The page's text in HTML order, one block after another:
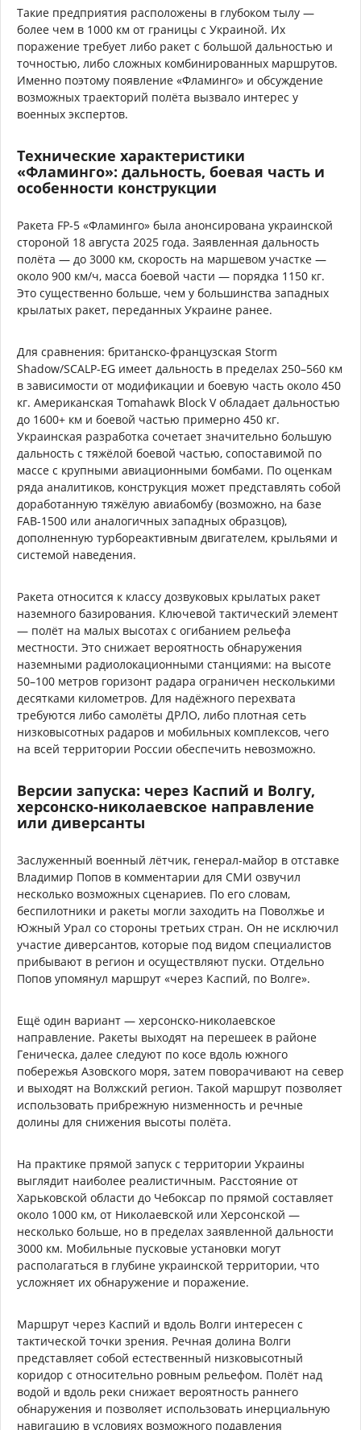
Такие предприятия расположены в глубоком тылу —
более чем в 1000 км от границы с Украиной. Их
поражение требует либо ракет с большой дальностью и
точностью, либо сложных комбинированных маршрутов.
Именно поэтому появление «Фламинго» и обсуждение
возможных траекторий полёта вызвало интерес у
военных экспертов.
Технические характеристики
«Фламинго»: дальность, боевая часть и
особенности конструкции
Ракета FP-5 «Фламинго» была анонсирована украинской
стороной 18 августа 2025 года. Заявленная дальность
полёта — до 3000 км, скорость на маршевом участке —
около 900 км/ч, масса боевой части — порядка 1150 кг.
Это существенно больше, чем у большинства западных
крылатых ракет, переданных Украине ранее.
Для сравнения: британско-французская Storm
Shadow/SCALP-EG имеет дальность в пределах 250–560 км
в зависимости от модификации и боевую часть около 450
кг. Американская Tomahawk Block V обладает дальностью
до 1600+ км и боевой частью примерно 450 кг.
Украинская разработка сочетает значительно большую
дальность с тяжёлой боевой частью, сопоставимой по
массе с крупными авиационными бомбами. По оценкам
ряда аналитиков, конструкция может представлять собой
доработанную тяжёлую авиабомбу (возможно, на базе
FAB-1500 или аналогичных западных образцов),
дополненную турбореактивным двигателем, крыльями и
системой наведения.
Ракета относится к классу дозвуковых крылатых ракет
наземного базирования. Ключевой тактический элемент
— полёт на малых высотах с огибанием рельефа
местности. Это снижает вероятность обнаружения
наземными радиолокационными станциями: на высоте
50–100 метров горизонт радара ограничен несколькими
десятками километров. Для надёжного перехвата
требуются либо самолёты ДРЛО, либо плотная сеть
низковысотных радаров и мобильных комплексов, чего
на всей территории России обеспечить невозможно.
Версии запуска: через Каспий и Волгу,
херсонско-николаевское направление
или диверсанты
Заслуженный военный лётчик, генерал-майор в отставке
Владимир Попов в комментарии для СМИ озвучил
несколько возможных сценариев. По его словам,
беспилотники и ракеты могли заходить на Поволжье и
Южный Урал со стороны третьих стран. Он не исключил
участие диверсантов, которые под видом специалистов
прибывают в регион и осуществляют пуски. Отдельно
Попов упомянул маршрут «через Каспий, по Волге».
Ещё один вариант — херсонско-николаевское
направление. Ракеты выходят на перешеек в районе
Геническа, далее следуют по косе вдоль южного
побережья Азовского моря, затем поворачивают на север
и выходят на Волжский регион. Такой маршрут позволяет
использовать прибрежную низменность и речные
долины для снижения высоты полёта.
На практике прямой запуск с территории Украины
выглядит наиболее реалистичным. Расстояние от
Харьковской области до Чебоксар по прямой составляет
около 1000 км, от Николаевской или Херсонской —
несколько больше, но в пределах заявленной дальности
3000 км. Мобильные пусковые установки могут
располагаться в глубине украинской территории, что
усложняет их обнаружение и поражение.
Маршрут через Каспий и вдоль Волги интересен с
тактической точки зрения. Речная долина Волги
представляет собой естественный низковысотный
коридор с относительно ровным рельефом. Полёт над
водой и вдоль реки снижает вероятность раннего
обнаружения и позволяет использовать инерциальную
навигацию в условиях возможного подавления